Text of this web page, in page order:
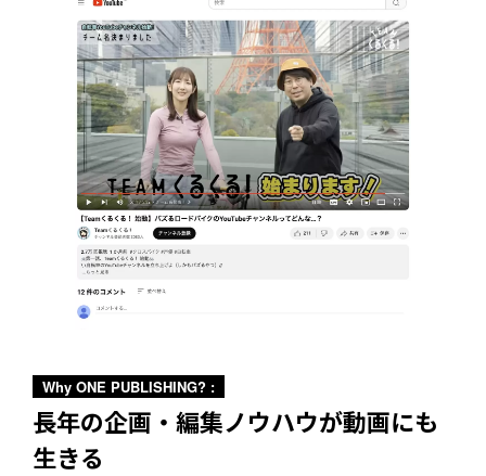
Why ONE PUBLISHING? :
長年の企画・編集ノウハウが動画にも
生きる